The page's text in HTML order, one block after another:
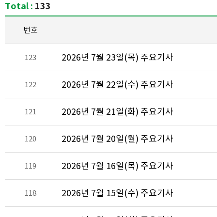
Total : 133
번호
123 2026년 7월 23일(목) 주요기사
122 2026년 7월 22일(수) 주요기사
121 2026년 7월 21일(화) 주요기사
120 2026년 7월 20일(월) 주요기사
119 2026년 7월 16일(목) 주요기사
118 2026년 7월 15일(수) 주요기사